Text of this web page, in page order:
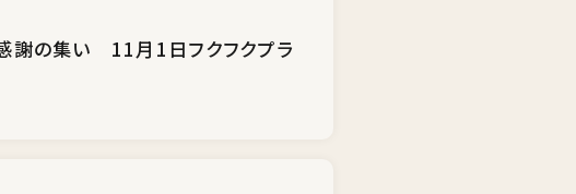
謝の集い 11月1日フクフクプラ